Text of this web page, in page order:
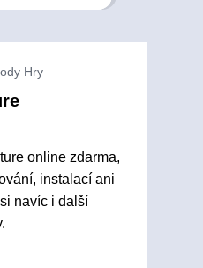
Hry
online zdarma,
instalací ani
navíc i další